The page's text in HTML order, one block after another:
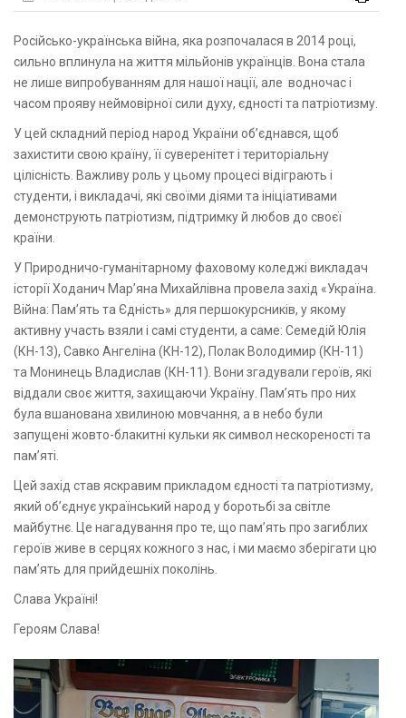
Російсько-українська війна, яка розпочалася в 2014 році,
сильно вплинула на життя мільйонів українців. Вона стала
не лише випробуванням для нашої нації, але водночас і
часом прояву неймовірної сили духу, єдності та патріотизму.
У цей складний період народ України об’єднався, щоб
захистити свою країну, її суверенітет і територіальну
цілісність. Важливу роль у цьому процесі відіграють і
студенти, і викладачі, які своїми діями та ініціативами
демонструють патріотизм, підтримку й любов до своєї
країни.
У Природничо-гуманітарному фаховому коледжі викладач
історії Ходанич Мар’яна Михайлівна провела захід «Україна.
Війна: Пам’ять та Єдність» для першокурсників, у якому
активну участь взяли і самі студенти, а саме: Семедій Юлія
(КН-13), Савко Ангеліна (КН-12), Полак Володимир (КН-11)
та Монинець Владислав (КН-11). Вони згадували героїв, які
віддали своє життя, захищаючи Україну. Пам’ять про них
була вшанована хвилиною мовчання, а в небо були
запущені жовто-блакитні кульки як символ нескореності та
пам’яті.
Цей захід став яскравим прикладом єдності та патріотизму,
який об’єднує український народ у боротьбі за світле
майбутнє. Це нагадування про те, що пам’ять про загиблих
героїв живе в серцях кожного з нас, і ми маємо зберігати цю
пам’ять для прийдешніх поколінь.
Слава Україні!
Героям Слава!